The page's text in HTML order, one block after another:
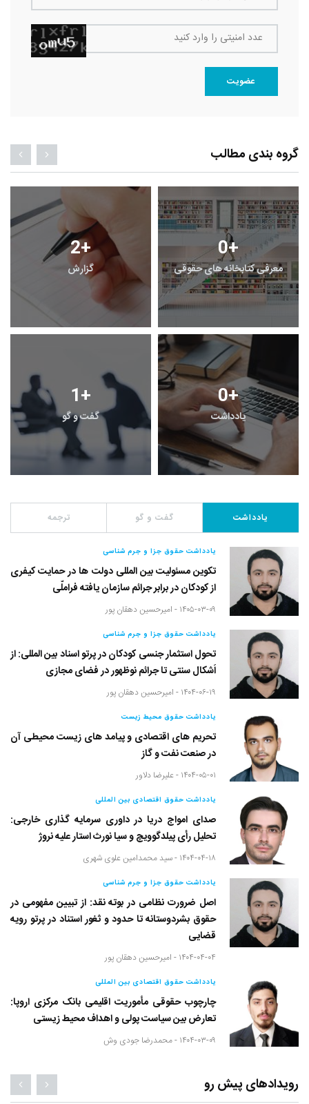
عدد امنیتی را وارد کنید
عضویت
گروه بندی مطالب
2+
گزارش
0+
معرفی کتابخانه های حقوقی
1+
گفت و گو
0+
یادداشت
یادداشت گفت و گو ترجمه
یادداشت حقوق جزا و جرم شناسی
تکوین مسئولیت بین المللی دولت ها در حمایت کیفری
از کودکان در برابر جرائم سازمان یافته فراملّی
۱۴۰۵-۰۳-۰۹ - امیرحسین دهقان پور
یادداشت حقوق جزا و جرم شناسی
تحول استثمار جنسی کودکان در پرتو اسناد بین المللی: از
اَشکال سنتی تا جرائم نوظهور در فضای مجازی
۱۴۰۴-۰۶-۱۹ - امیرحسین دهقان پور
یادداشت حقوق محیط زیست
تحریم های اقتصادی و پیامد های زیست محیطی آن
در صنعت نفت و گاز
۱۴۰۴-۰۵-۰۱ - علیرضا دلاور
یادداشت حقوق اقتصادی بین المللی
صدای امواج دریا در داوری سرمایه گذاری خارجی:
تحلیل رأی پیلدگوویچ و سیا نورث استار علیه نروژ
۱۴۰۴-۰۴-۱۸ - سید محمدامین علوی شهری
یادداشت حقوق جزا و جرم شناسی
اصل ضرورت نظامی در بوته نقد: از تبیین مفهومی در
حقوق بشردوستانه تا حدود و ثغور استناد در پرتو رویه
قضایی
۱۴۰۴-۰۴-۰۴ - امیرحسین دهقان پور
یادداشت حقوق اقتصادی بین المللی
چارچوب حقوقی مأموریت اقلیمی بانک مرکزی اروپا:
تعارض بین سیاست پولی و اهداف محیط زیستی
۱۴۰۴-۰۳-۰۹ - محمدرضا جودی وش
رویدادهای پیش رو